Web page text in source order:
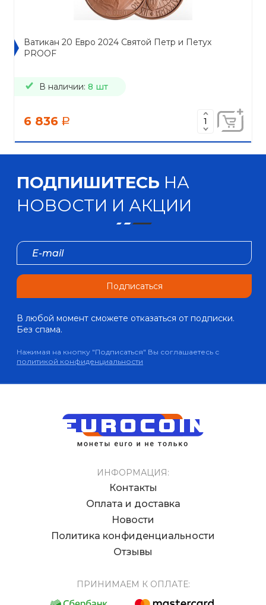
Ватикан 20 Евро 2024 Святой Петр и Петух
PROOF
В наличии: 8 шт
6 836 a
ПОДПИШИТЕСЬ НА
НОВОСТИ И АКЦИИ
Подписаться
В любой момент сможете отказаться от подписки.
Без спама.
Нажимая на кнопку "Подписаться" Вы соглашаетесь с
политикой конфиденциальности
ИНФОРМАЦИЯ:
Контакты
Оплата и доставка
Новости
Политика конфиденциальности
Отзывы
ПРИНИМАЕМ К ОПЛАТЕ: